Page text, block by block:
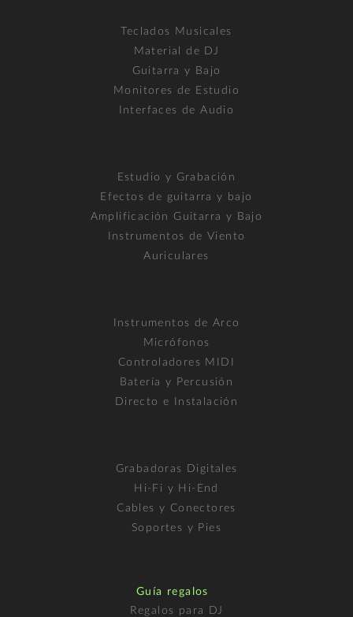
Teclados Musicales
Material de DJ
Guitarra y Bajo
Monitores de Estudio
Interfaces de Audio
Estudio y Grabación
Efectos de guitarra y bajo
Amplificación Guitarra y Bajo
Instrumentos de Viento
Auriculares
Instrumentos de Arco
Micrófonos
Controladores MIDI
Batería y Percusión
Directo e Instalación
Grabadoras Digitales
Hi-Fi y Hi-End
Cables y Conectores
Soportes y Pies
Guía regalos
Regalos para DJ